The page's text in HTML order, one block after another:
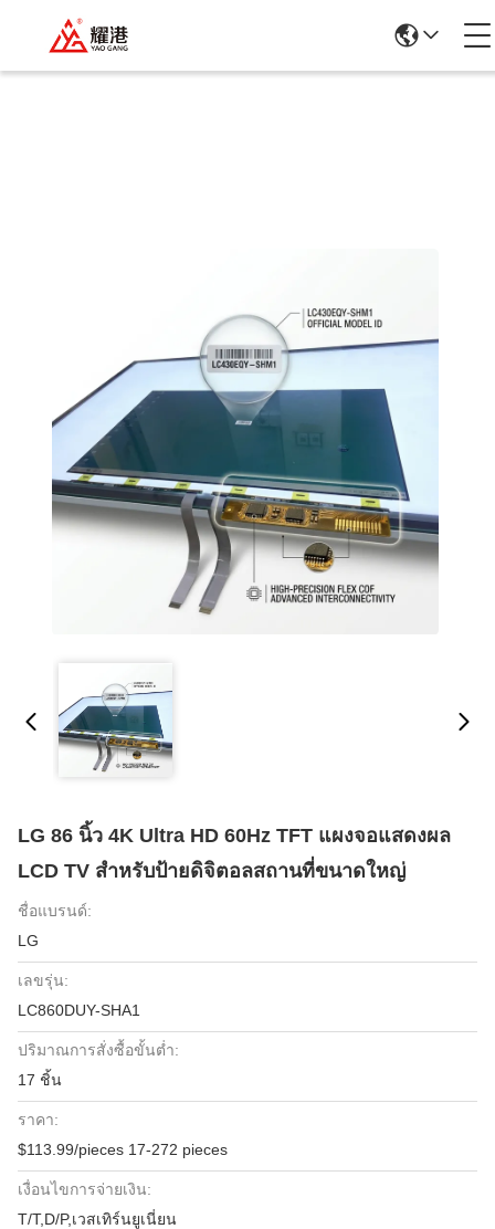
LG 86 นิ้ว 4K Ultra HD 60Hz TFT แผงจอแสดงผล
LCD TV สำหรับป้ายดิจิตอลสถานที่ขนาดใหญ่
ชื่อแบรนด์:
LG
เลขรุ่น:
LC860DUY-SHA1
ปริมาณการสั่งซื้อขั้นต่ำ:
17 ชิ้น
ราคา:
$113.99/pieces 17-272 pieces
เงื่อนไขการจ่ายเงิน:
T/T,D/P,เวสเทิร์นยูเนี่ยน